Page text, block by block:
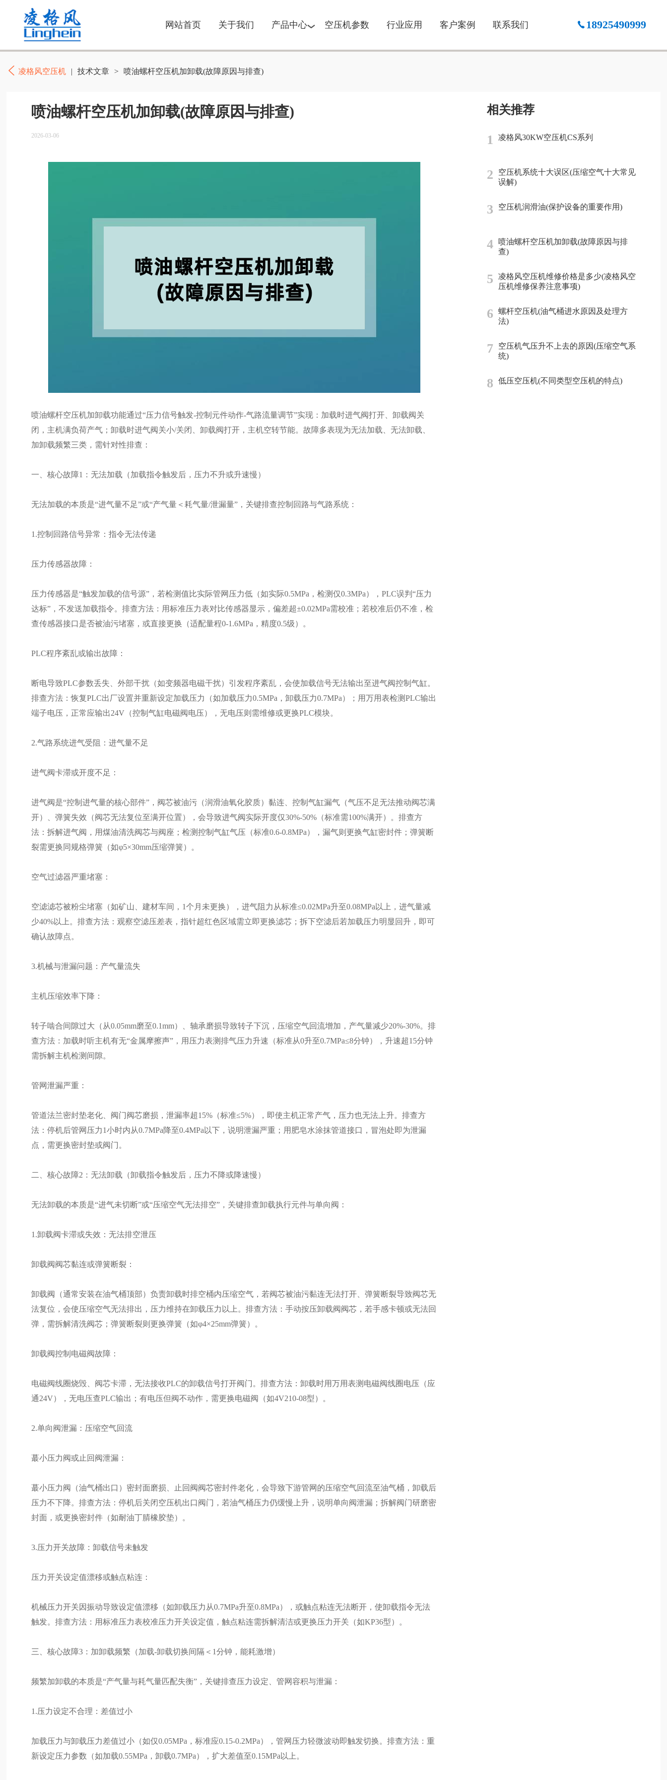
网站首页 关于我们 产品中心 空压机参数 行业应用 客户案例 联系我们 18925490999
凌格风空压机 | 技术文章 > 喷油螺杆空压机加卸载(故障原因与排查)
喷油螺杆空压机加卸载(故障原因与排查)
2026-03-06
喷油螺杆空压机加卸载功能通过“压力信号触发-控制元件动作-气路流量调节”实现：加载时进气阀打开、卸载阀关
闭，主机满负荷产气；卸载时进气阀关小/关闭、卸载阀打开，主机空转节能。故障多表现为无法加载、无法卸载、
加卸载频繁三类，需针对性排查：
一、核心故障1：无法加载（加载指令触发后，压力不升或升速慢）
无法加载的本质是“进气量不足”或“产气量＜耗气量/泄漏量”，关键排查控制回路与气路系统：
1.控制回路信号异常：指令无法传递
压力传感器故障：
压力传感器是“触发加载的信号源”，若检测值比实际管网压力低（如实际0.5MPa，检测仅0.3MPa），PLC误判“压力
达标”，不发送加载指令。排查方法：用标准压力表对比传感器显示，偏差超±0.02MPa需校准；若校准后仍不准，检
查传感器接口是否被油污堵塞，或直接更换（适配量程0-1.6MPa，精度0.5级）。
PLC程序紊乱或输出故障：
断电导致PLC参数丢失、外部干扰（如变频器电磁干扰）引发程序紊乱，会使加载信号无法输出至进气阀控制气缸。
排查方法：恢复PLC出厂设置并重新设定加载压力（如加载压力0.5MPa，卸载压力0.7MPa）；用万用表检测PLC输出
端子电压，正常应输出24V（控制气缸电磁阀电压），无电压则需维修或更换PLC模块。
2.气路系统进气受阻：进气量不足
进气阀卡滞或开度不足：
进气阀是“控制进气量的核心部件”，阀芯被油污（润滑油氧化胶质）黏连、控制气缸漏气（气压不足无法推动阀芯满
开）、弹簧失效（阀芯无法复位至满开位置），会导致进气阀实际开度仅30%-50%（标准需100%满开）。排查方
法：拆解进气阀，用煤油清洗阀芯与阀座；检测控制气缸气压（标准0.6-0.8MPa），漏气则更换气缸密封件；弹簧断
裂需更换同规格弹簧（如φ5×30mm压缩弹簧）。
空气过滤器严重堵塞：
空滤滤芯被粉尘堵塞（如矿山、建材车间，1个月未更换），进气阻力从标准≤0.02MPa升至0.08MPa以上，进气量减
少40%以上。排查方法：观察空滤压差表，指针超红色区域需立即更换滤芯；拆下空滤后若加载压力明显回升，即可
确认故障点。
3.机械与泄漏问题：产气量流失
主机压缩效率下降：
转子啮合间隙过大（从0.05mm磨至0.1mm）、轴承磨损导致转子下沉，压缩空气回流增加，产气量减少20%-30%。排
查方法：加载时听主机有无“金属摩擦声”，用压力表测排气压力升速（标准从0升至0.7MPa≤8分钟），升速超15分钟
需拆解主机检测间隙。
管网泄漏严重：
管道法兰密封垫老化、阀门阀芯磨损，泄漏率超15%（标准≤5%），即使主机正常产气，压力也无法上升。排查方
法：停机后管网压力1小时内从0.7MPa降至0.4MPa以下，说明泄漏严重；用肥皂水涂抹管道接口，冒泡处即为泄漏
点，需更换密封垫或阀门。
二、核心故障2：无法卸载（卸载指令触发后，压力不降或降速慢）
无法卸载的本质是“进气未切断”或“压缩空气无法排空”，关键排查卸载执行元件与单向阀：
1.卸载阀卡滞或失效：无法排空泄压
卸载阀阀芯黏连或弹簧断裂：
卸载阀（通常安装在油气桶顶部）负责卸载时排空桶内压缩空气，若阀芯被油污黏连无法打开、弹簧断裂导致阀芯无
法复位，会使压缩空气无法排出，压力维持在卸载压力以上。排查方法：手动按压卸载阀阀芯，若手感卡顿或无法回
弹，需拆解清洗阀芯；弹簧断裂则更换弹簧（如φ4×25mm弹簧）。
卸载阀控制电磁阀故障：
电磁阀线圈烧毁、阀芯卡滞，无法接收PLC的卸载信号打开阀门。排查方法：卸载时用万用表测电磁阀线圈电压（应
通24V），无电压查PLC输出；有电压但阀不动作，需更换电磁阀（如4V210-08型）。
2.单向阀泄漏：压缩空气回流
蕞小压力阀或止回阀泄漏：
蕞小压力阀（油气桶出口）密封面磨损、止回阀阀芯密封件老化，会导致下游管网的压缩空气回流至油气桶，卸载后
压力不下降。排查方法：停机后关闭空压机出口阀门，若油气桶压力仍缓慢上升，说明单向阀泄漏；拆解阀门研磨密
封面，或更换密封件（如耐油丁腈橡胶垫）。
3.压力开关故障：卸载信号未触发
压力开关设定值漂移或触点粘连：
机械压力开关因振动导致设定值漂移（如卸载压力从0.7MPa升至0.8MPa），或触点粘连无法断开，使卸载指令无法
触发。排查方法：用标准压力表校准压力开关设定值，触点粘连需拆解清洁或更换压力开关（如KP36型）。
三、核心故障3：加卸载频繁（加载-卸载切换间隔＜1分钟，能耗激增）
频繁加卸载的本质是“产气量与耗气量匹配失衡”，关键排查压力设定、管网容积与泄漏：
1.压力设定不合理：差值过小
加载压力与卸载压力差值过小（如仅0.05MPa，标准应0.15-0.2MPa），管网压力轻微波动即触发切换。排查方法：重
新设定压力参数（如加载0.55MPa，卸载0.7MPa），扩大差值至0.15MPa以上。
相关推荐
1 凌格风30KW空压机CS系列
2
空压机系统十大误区(压缩空气十大常见
误解)
3 空压机润滑油(保护设备的重要作用)
4
喷油螺杆空压机加卸载(故障原因与排
查)
5
凌格风空压机维修价格是多少(凌格风空
压机维修保养注意事项)
6
螺杆空压机(油气桶进水原因及处理方
法)
7
空压机气压升不上去的原因(压缩空气系
统)
8 低压空压机(不同类型空压机的特点)